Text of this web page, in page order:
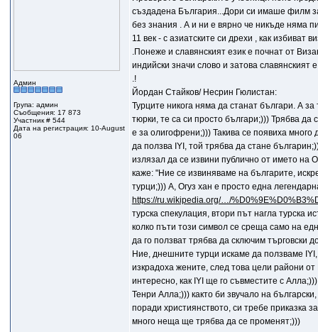
Админ
Група: админ
Съобщения: 17 873
Участник # 544
Дата на регистрация: 10-August
06
създадена България...Дори си имаше филм
без знания . А и ни е вярно че никъде няма
11 век - с азиатските си дрехи , как избиват
.Понеже и славянският език е почнат от
индийски значи слово и затова славянският
.!
Йордан Стайков/ Несрин Гюлистан:
Турците никога няма да станат българи. А
тюрки, те са си просто българи;))) Трябва
е за олигофрени;))) Такива се появиха
да ползва IYI, той трябва да стане
излязал да се извини публично от името на
каже: "Ние се извиняваме на българите,
турци;))) А, Огуз хан е просто една
https://ru.wikipedia.org/…/
турска спекулация, втори път нагла
колко пъти този символ се среща само на
да го ползват трябва да сключим
Ние, днешните турци искаме да ползваме
изкрадоха жените, след това цели райони
интересно, как IYI ще го съвместите с
Тенри Алла;))) както би звучало на
поради християнството, си требе приказка
много неща ще трябва да се променят;)))